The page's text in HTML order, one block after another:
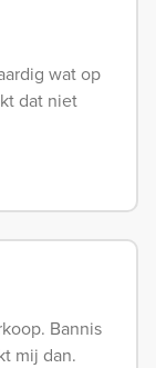
wat op
dat niet
Bannis
mij dan.